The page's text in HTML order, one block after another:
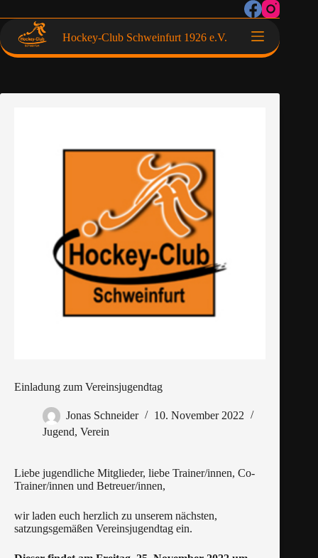
Hockey-Club Schweinfurt 1926 e.V.
Einladung zum Vereinsjugendtag
Jonas Schneider
10. November 2022
Jugend, Verein
Liebe jugendliche Mitglieder, liebe Trainer/innen, Co-
Trainer/innen und Betreuer/innen,
wir laden euch herzlich zu unserem nächsten,
satzungsgemäßen Vereinsjugendtag ein.